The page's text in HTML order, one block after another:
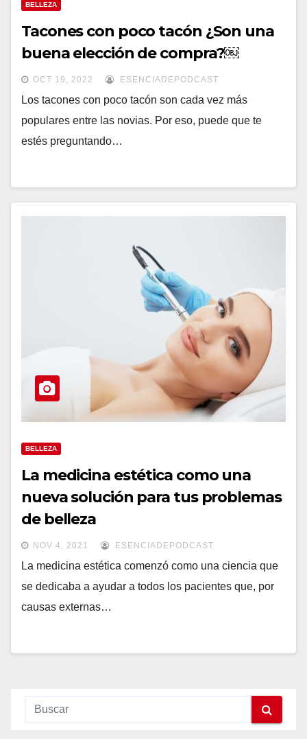
BELLEZA
Tacones con poco tacón ¿Son una
buena elección de compra?￼
OCT 19, 2022 ESENCIADEPODCAST
Los tacones con poco tacón son cada vez más
populares entre las novias. Por eso, puede que te
estés preguntando…
BELLEZA
La medicina estética como una
nueva solución para tus problemas
de belleza
NOV 4, 2021 ESENCIADEPODCAST
La medicina estética comenzó como una ciencia que
se dedicaba a ayudar a todos los pacientes que, por
causas externas…